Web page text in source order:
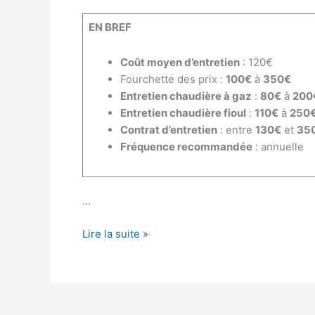
EN BREF
Coût moyen d’entretien: 120€
Fourchette des prix : 100€à 350€
Entretien chaudière à gaz : 80€à
Entretien chaudière fioul : 110€à
Contrat d’entretien: entre 130€et
Fréquence recommandée: annuelle
…
Quel
Lire la suite »